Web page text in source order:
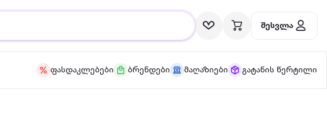
შესვლა
ფასდაკლებები ბრენდები მაღაზიები გატანის წერტილი